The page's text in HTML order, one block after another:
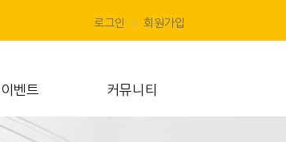
로그인 회원가입
이벤트 커뮤니티